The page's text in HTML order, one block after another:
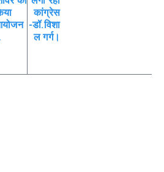
कांग्रेस
-डॉ.विशा
ल गर्ग।